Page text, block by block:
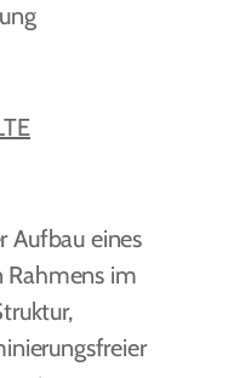
Aufbau eines
Rahmens im